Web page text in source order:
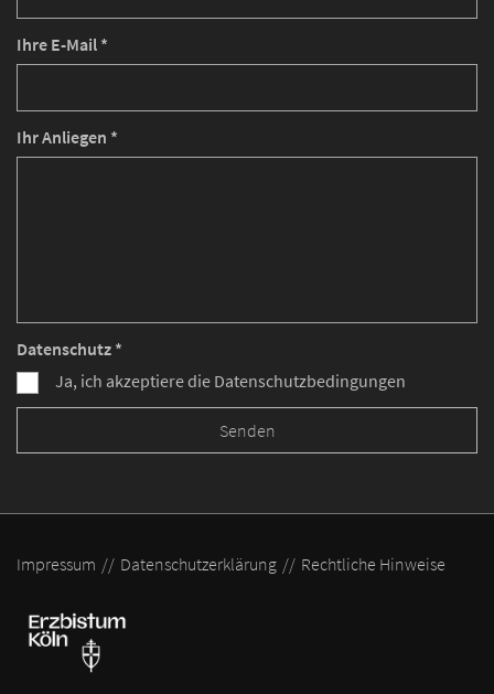
Ihre E-Mail *
Ihr Anliegen *
Datenschutz *
Ja, ich akzeptiere die Datenschutzbedingungen
Impressum Datenschutzerklärung Rechtliche Hinweise